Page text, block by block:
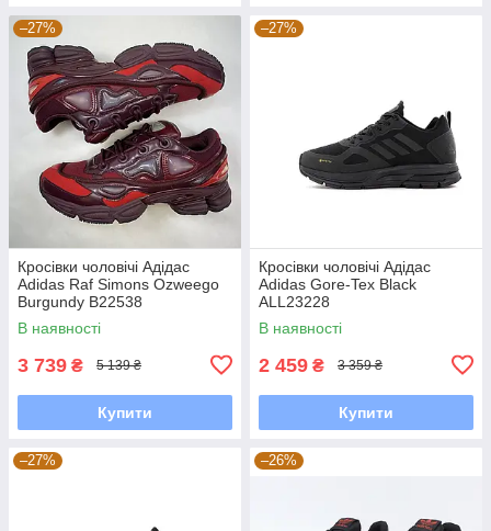
–27%
Кросівки чоловічі Адідас
Adidas Raf Simons Ozweego
Burgundy B22538
В наявності
3 739 ₴ 5 139 ₴
Купити
–27%
Кросівки чоловічі Адідас
Adidas Gore-Tex Black
ALL23228
В наявності
2 459 ₴ 3 359 ₴
Купити
–27% –26%